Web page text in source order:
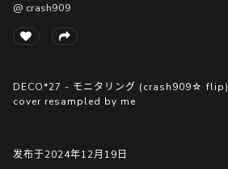
听
听
@ crash909
DECO*27 - モニタリング (crash909☆ flip)
cover resampled by me
发布于2024年12月19日